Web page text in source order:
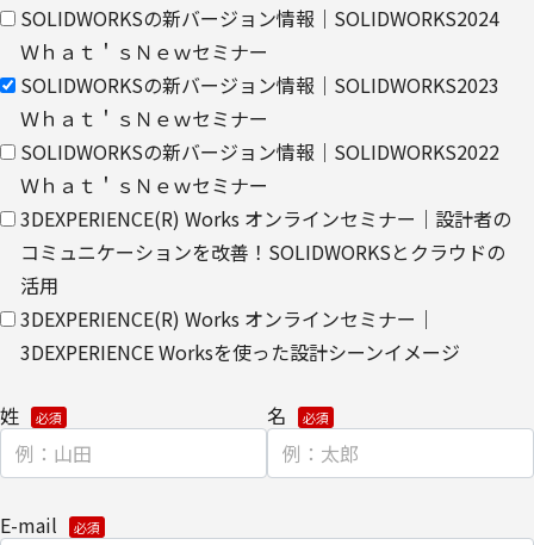
個人情報を提供する場合は、ご提供頂いた個人情報の全ての項目に
ついて、電子的な伝送または紙面/電子媒体による搬送もしくは手
渡しにて提供いたします。
なお、上記利用目的の範囲で利用するにあたり、当社のグループ会
社およびパートナー企業より直接ご連絡させていただく場合があり
ます。
【委託先に関して】
当社は、委託業務により個人情報を外部へ預託する場合は、適切な
機密保持契約を締結し委託先を監督します。
【情報提供の任意性に関して】
個人情報をご提供いただけない場合は、当社からのお問い合わせ対
応/各種情報/サービスをお届けできなくなる場合がございます。
【個人情報の開示/訂正/削除に関して】
ご提供いただきました個人情報の開示/訂正/削除などを希望される
SOLIDWORKSの新バージョン情報｜SOLIDWORKS2024
Ｗｈａｔ＇ｓＮｅｗセミナー
SOLIDWORKSの新バージョン情報｜SOLIDWORKS2023
Ｗｈａｔ＇ｓＮｅｗセミナー
SOLIDWORKSの新バージョン情報｜SOLIDWORKS2022
Ｗｈａｔ＇ｓＮｅｗセミナー
3DEXPERIENCE(R) Works オンラインセミナー｜設計者の
コミュニケーションを改善！SOLIDWORKSとクラウドの
活用
3DEXPERIENCE(R) Works オンラインセミナー｜
3DEXPERIENCE Worksを使った設計シーンイメージ
姓 名
E-mail